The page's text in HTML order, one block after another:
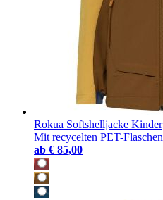
Rokua Softshelljacke Kinder
Mit recycelten PET-Flaschen
ab € 85,00